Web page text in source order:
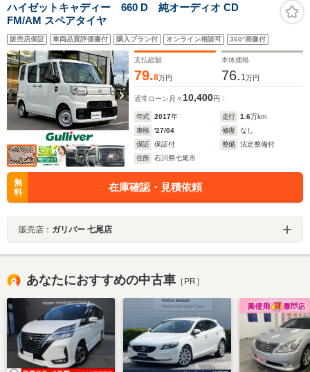
ハイゼットキャディー 660 D 純オーディオ CD
FM/AM スペアタイヤ
販売店保証 車両品質評価書付 購入プラン付 オンライン相談可 360°画像付
支払総額
79.8万円
本体価格
76. 1万円
通常ローン 月々 10,400円
年式 2017年 走行 1.6万km
車検
'27/04 修復
なし
保証
保証付 整備
法定整備付
住所
石川県七尾市
無
料
在庫確認・見積依頼
販売店： ガリバー 七尾店
あなたにおすすめの中古車 ［PR］